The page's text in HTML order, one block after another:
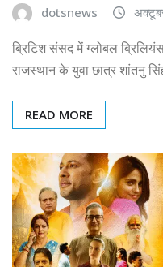
dotsnews
ब्रिटिश संसद में ग्लोबल
राजस्थान के युवा छात्र शांतनु
READ MORE